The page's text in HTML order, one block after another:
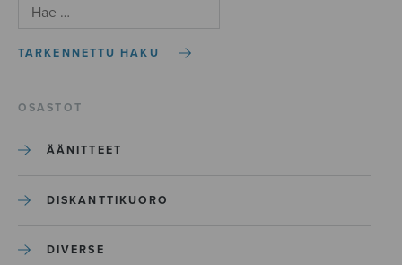
TARKENNETTU HAKU
OSASTOT
ÄÄNITTEET
DISKANTTIKUORO
DIVERSE